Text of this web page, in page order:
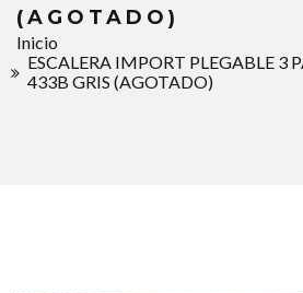
(AGOTADO)
Inicio
ESCALERA IMPORT PLEGABLE 3
433B GRIS (AGOTADO)